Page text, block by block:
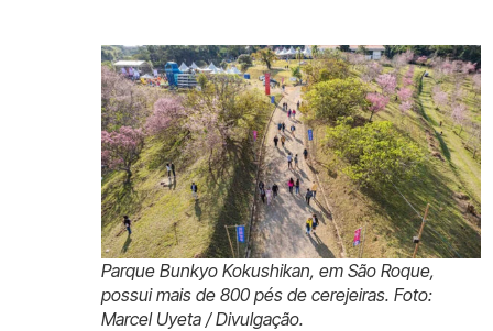
Parque Bunkyo Kokushikan, em São Roque,
possui mais de 800 pés de cerejeiras. Foto:
Marcel Uyeta / Divulgação.